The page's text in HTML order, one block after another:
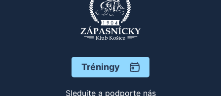
Tréningy